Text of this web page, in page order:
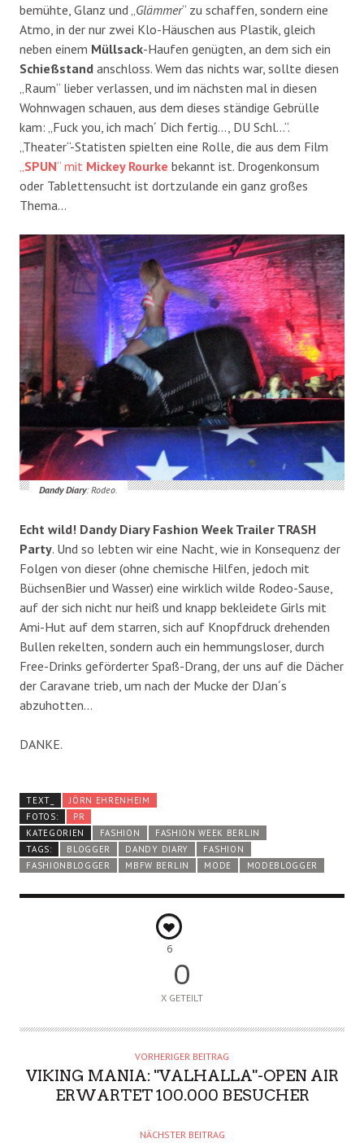
bemühte, Glanz und „ Glämmer“ zu schaffen, sondern eine
Atmo, in der nur zwei Klo-Häuschen aus Plastik, gleich
neben einem Müllsack-Haufen genügten, an dem sich ein
Schießstand anschloss. Wem das nichts war, sollte diesen
„Raum“ lieber verlassen, und im nächsten mal in diesen
Wohnwagen schauen, aus dem dieses ständige Gebrülle
kam: „Fuck you, ich mach´ Dich fertig…, DU Schl…“.
„Theater“-Statisten spielten eine Rolle, die aus dem Film
SPUN“ mit Mickey Rourke bekannt ist. Drogenkonsum
oder Tablettensucht ist dortzulande ein ganz großes
Thema…
Dandy Diary: Rodeo.
Echt wild! Dandy Diary Fashion Week Trailer TRASH
Party. Und so lebten wir eine Nacht, wie in Konsequenz der
Folgen von dieser (ohne chemische Hilfen, jedoch mit
BüchsenBier und Wasser) eine wirklich wilde Rodeo-Sause,
auf der sich nicht nur heiß und knapp bekleidete Girls mit
Ami-Hut auf dem starren, sich auf Knopfdruck drehenden
Bullen rekelten, sondern auch ein hemmungsloser, durch
Free-Drinks geförderter Spaß-Drang, der uns auf die Dächer
der Caravane trieb, um nach der Mucke der DJan´s
abzuhotten…
DANKE.
TEXT_
JÖRN EHRENHEIM
FOTOS:
PR
KATEGORIEN
FASHION
FASHION WEEK BERLIN
TAGS:
BLOGGER DANDY DIARY
FASHION
FASHIONBLOGGER
MBFW BERLIN MODE MODEBLOGGER
6
0
X GETEILT
VORHERIGER BEITRAG
VIKING MANIA: "VALHALLA"-OPEN AIR
ERWARTET 100.000 BESUCHER
NÄCHSTER BEITRAG